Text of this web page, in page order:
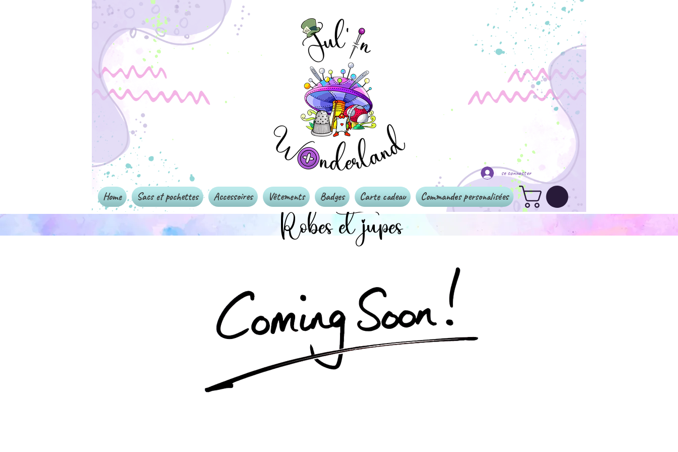
se connecter
Home Sacs et pochettes Accessoires Vêtements Badges Carte cadeau Commandes personalisées
Robes et jupes